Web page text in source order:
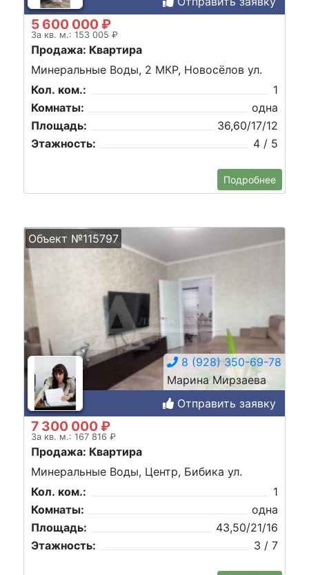
5 600 000 ₽
За кв. м.: 153 005 ₽
Продажа: Квартира
Минеральные Воды, 2 МКР, Новосёлов ул.
Кол. ком.:
1
Комнаты:
одна
Площадь:
36,60/17/12
Этажность:
4 / 5
Подробнее
Объект №115797
8 (928) 350-69-78
Марина Мирзаева
Отправить заявку
7 300 000 ₽
За кв. м.: 167 816 ₽
Продажа: Квартира
Минеральные Воды, Центр, Бибика ул.
Кол. ком.:
1
Комнаты:
одна
Площадь:
43,50/21/16
Этажность:
3 / 7